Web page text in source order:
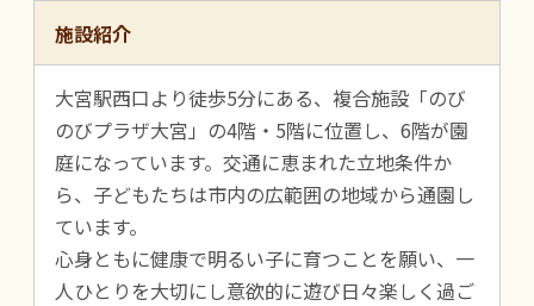
施設紹介
大宮駅西口より徒歩5分にある、複合施設「のび
のびプラザ大宮」の4階・5階に位置し、6階が園
庭になっています。交通に恵まれた立地条件か
ら、子どもたちは市内の広範囲の地域から通園し
ています。
心身ともに健康で明るい子に育つことを願い、一
人ひとりを大切にし意欲的に遊び日々楽しく過ご